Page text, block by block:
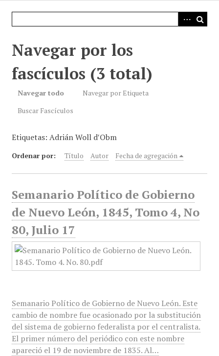
Navegar por los
fascículos (3 total)
Navegar todo
Navegar por Etiqueta
Buscar Fascículos
Etiquetas: Adrián Woll d′Obm​
Ordenar por: Título Autor Fecha de agregación
Semanario Político de Gobierno
de Nuevo León, 1845, Tomo 4, No
80, Julio 17
Semanario Político de Gobierno de Nuevo León. Este
cambio de nombre fue ocasionado por la substitución
del sistema de gobierno federalista por el centralista.
El primer número del periódico con este nombre
apareció el 19 de noviembre de 1835. Al…